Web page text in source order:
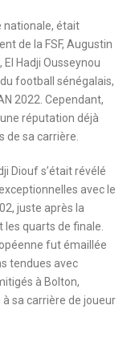
nationale, était
de la FSF, Augustin
Hadji Ousseynou
football sénégalais,
2022. Cependant,
réputation déjà
de sa carrière.
Diouf s’était révélé
avec le
juste après la
les quarts de finale.
fut émaillée
tendues avec
à Bolton,
sa carrière de joueur